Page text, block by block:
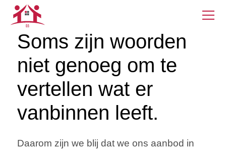
Soms zijn woorden
niet genoeg om te
vertellen wat er
vanbinnen leeft.
Daarom zijn we blij dat we ons aanbod in